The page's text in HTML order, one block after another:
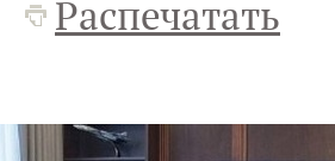
Распечатать